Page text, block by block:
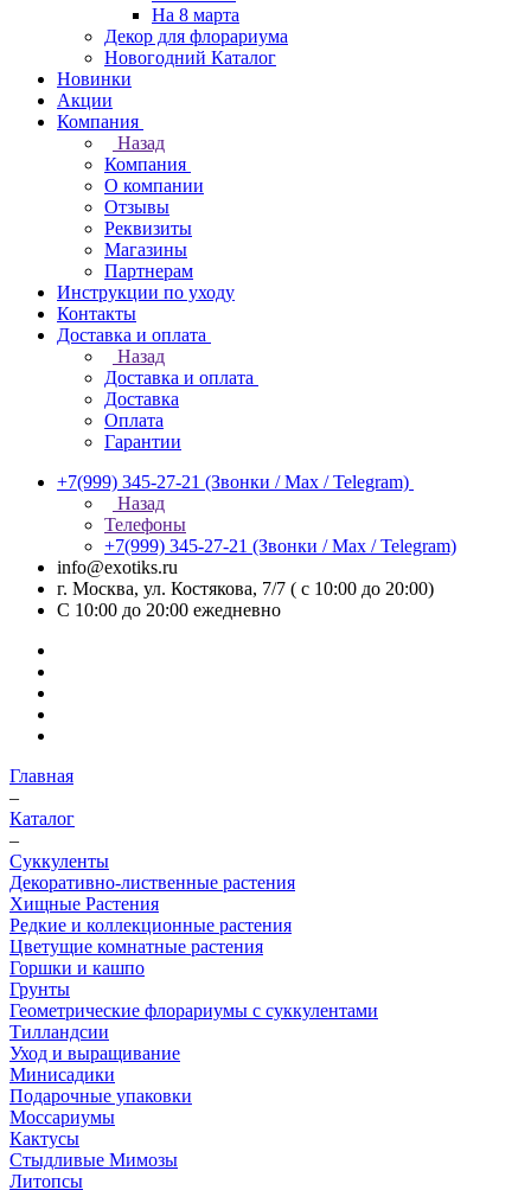
На 8 марта
Декор для флорариума
Новогодний Каталог
Новинки
Акции
Компания
Назад
Компания
О компании
Отзывы
Реквизиты
Магазины
Партнерам
Инструкции по уходу
Контакты
Доставка и оплата
Назад
Доставка и оплата
Доставка
Оплата
Гарантии
+7(999) 345-27-21 (Звонки / Max / Telegram)
Назад
Телефоны
+7(999) 345-27-21 (Звонки / Max / Telegram)
info@exotiks.ru
г. Москва, ул. Костякова, 7/7 ( с 10:00 до 20:00)
С 10:00 до 20:00 ежедневно
Главная
–
Каталог
–
Суккуленты
Декоративно-лиственные растения
Хищные Растения
Редкие и коллекционные растения
Цветущие комнатные растения
Горшки и кашпо
Грунты
Геометрические флорариумы с суккулентами
Тилландсии
Уход и выращивание
Минисадики
Подарочные упаковки
Моссариумы
Кактусы
Стыдливые Мимозы
Литопсы